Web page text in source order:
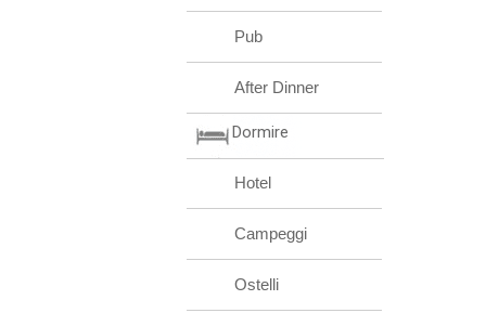
Pub
After Dinner
Dormire
Hotel
Campeggi
Ostelli